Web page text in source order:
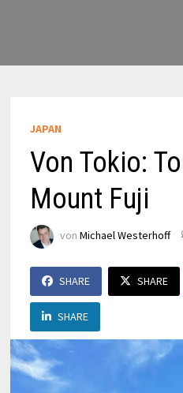
JAPAN
Von Tokio:
Mount Fuji
von Michael Westerhoff
SHARE SHARE
SHARE